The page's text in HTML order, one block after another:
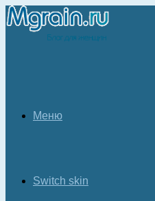
Меню
Switch skin